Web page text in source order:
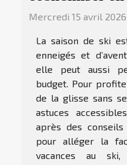
Mercredi 15 avril
La saison de ski
enneigés et
elle peut aussi
budget. Pour
de la glisse sans
astuces
après des
pour alléger la
vacances au